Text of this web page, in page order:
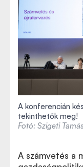
A konferencián
tekinthetők meg!
Fotó: Szigeti
A számvetés a